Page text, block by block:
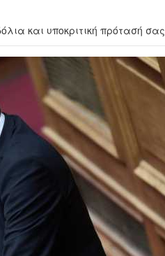
και υποκριτική πρότασή